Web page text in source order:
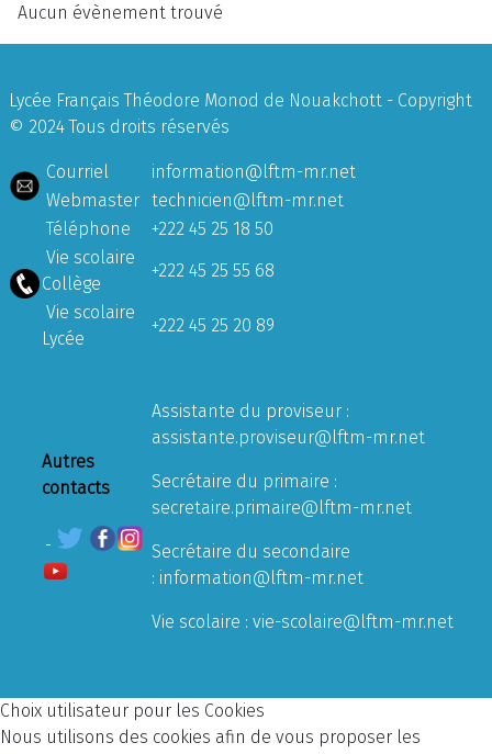
Aucun évènement trouvé
Lycée Français Théodore Monod de Nouakchott - Copyright
© 2024 Tous droits réservés
Courriel
information@lftm-mr.net
Webmaster technicien@lftm-mr.net
Téléphone
+222 45 25 18 50
Vie scolaire
Collège
+222 45 25 55 68
Vie scolaire
Lycée
+222 45 25 20 89
Autres
contacts
Assistante du proviseur :
assistante.proviseur@lftm-mr.net
Secrétaire du primaire :
secretaire.primaire@lftm-mr.net
Secrétaire du secondaire
: information@lftm-mr.net
Vie scolaire : vie-scolaire@lftm-mr.net
Choix utilisateur pour les Cookies
Nous utilisons des cookies afin de vous proposer les